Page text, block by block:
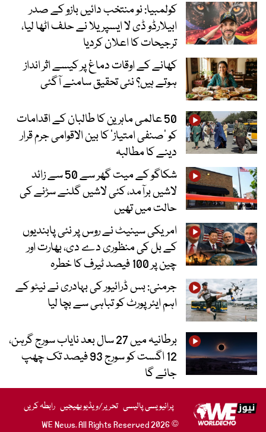
کولمبیا: نو منتخب دائیں بازو کے صدر
ابیلارڈو ڈی لا ایسپریلا نے حلف اٹھا لیا،
ترجیحات کا اعلان کردیا
کھانے کے اوقات دماغ پر کیسے اثر انداز
ہوتے ہیں؟ نئی تحقیق سامنے آگئی
50 عالمی ماہرین کا طالبان کے اقدامات
کو ’صنفی امتیاز‘ کا بین الاقوامی جرم قرار
دینے کا مطالبہ
شکاگو کے میت گھر سے 50 سے زائد
لاشیں برآمد، کئی لاشیں گلنے سڑنے کی
حالت میں تھیں
امریکی سینیٹ نے روس پر نئی پابندیوں
کے بل کی منظوری دے دی، بھارت اور
چین پر 100 فیصد ٹیرف کا خطرہ
جرمنی: بس ڈرائیور کی بہادری نے نیٹو کے
اہم ایئرپورٹ کو تباہی سے بچا لیا
برطانیہ میں 27 سال بعد نایاب سورج گرہن،
12 اگست کو سورج 93 فیصد تک چھپ
جائے گا
پرائیویسی پالیسی تحریر/ویڈیو بھیجیں رابطہ کریں
© 2026 WE News. All Rights Reserved